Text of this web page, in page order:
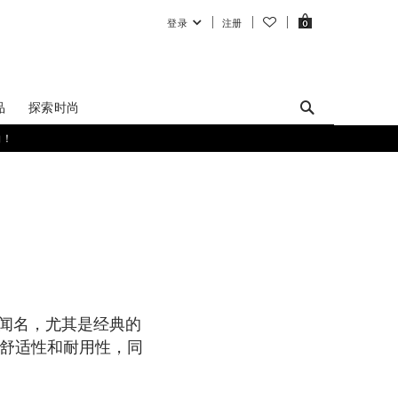
登录 注册 0
探索时尚
名，尤其是经典的
适性和耐用性，同